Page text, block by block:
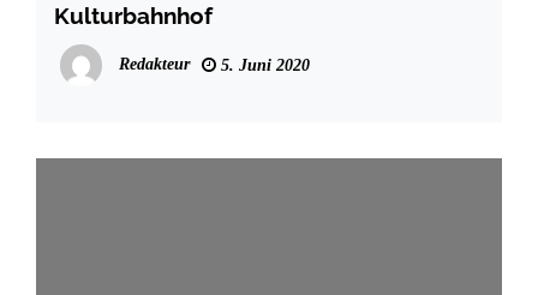
Kulturbahnhof
Redakteur 5. Juni 2020